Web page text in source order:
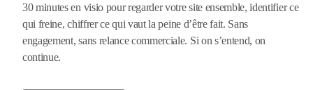
30 minutes en visio pour regarder votre site ensemble, identifier ce
qui freine, chiffrer ce qui vaut la peine d’être fait. Sans
engagement, sans relance commerciale. Si on s’entend, on
continue.